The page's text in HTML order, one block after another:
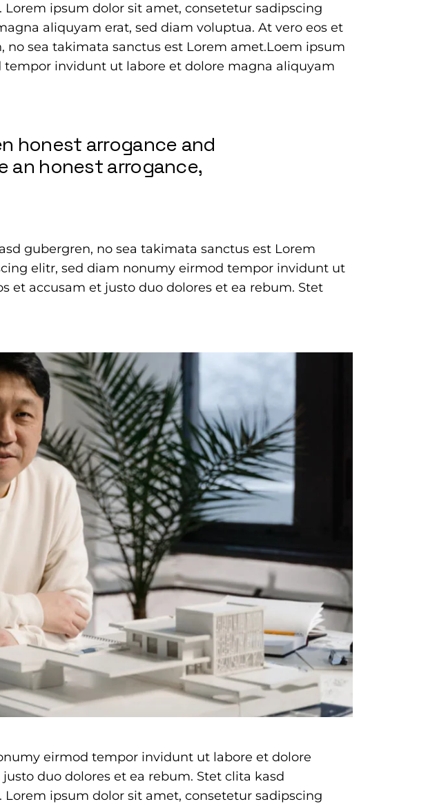
ipsum dolor sit amet, consetetur sadipscing
aliquyam erat, sed diam voluptua. At vero eos et
sea takimata sanctus est Lorem amet.Loem ipsum
invidunt ut labore et dolore magna aliquyam
honest arrogance and
an honest arrogance,
gubergren, no sea takimata sanctus est Lorem
elitr, sed diam nonumy eirmod tempor invidunt ut
et accusam et justo duo dolores et ea rebum. Stet
eirmod tempor invidunt ut labore et dolore
duo dolores et ea rebum. Stet clita kasd
ipsum dolor sit amet, consetetur sadipscing